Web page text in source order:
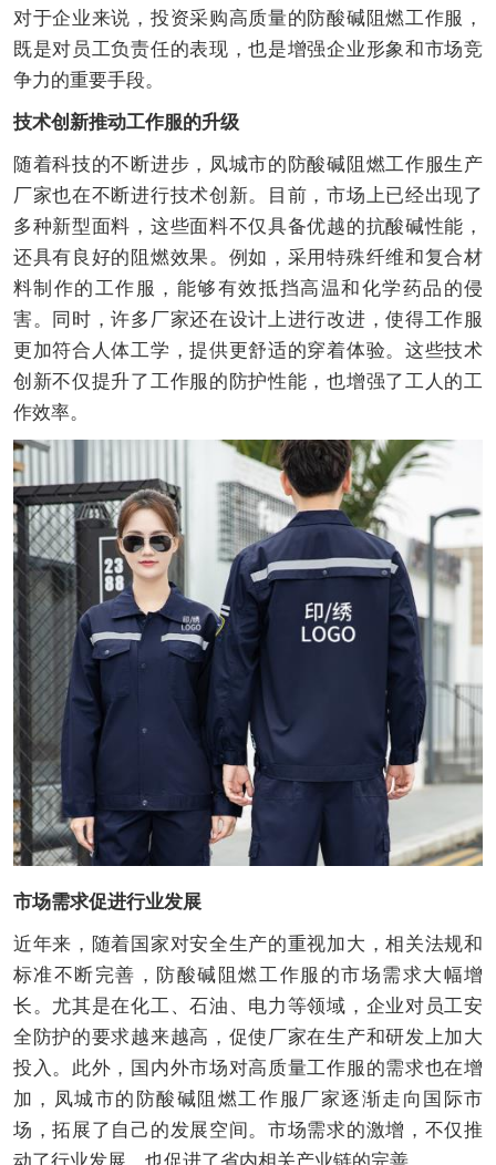
对于企业来说，投资采购高质量的防酸碱阻燃工作服，
既是对员工负责任的表现，也是增强企业形象和市场竞
争力的重要手段。
技术创新推动工作服的升级
随着科技的不断进步，凤城市的防酸碱阻燃工作服生产
厂家也在不断进行技术创新。目前，市场上已经出现了
多种新型面料，这些面料不仅具备优越的抗酸碱性能，
还具有良好的阻燃效果。例如，采用特殊纤维和复合材
料制作的工作服，能够有效抵挡高温和化学药品的侵
害。同时，许多厂家还在设计上进行改进，使得工作服
更加符合人体工学，提供更舒适的穿着体验。这些技术
创新不仅提升了工作服的防护性能，也增强了工人的工
作效率。
市场需求促进行业发展
近年来，随着国家对安全生产的重视加大，相关法规和
标准不断完善，防酸碱阻燃工作服的市场需求大幅增
长。尤其是在化工、石油、电力等领域，企业对员工安
全防护的要求越来越高，促使厂家在生产和研发上加大
投入。此外，国内外市场对高质量工作服的需求也在增
加，凤城市的防酸碱阻燃工作服厂家逐渐走向国际市
场，拓展了自己的发展空间。市场需求的激增，不仅推